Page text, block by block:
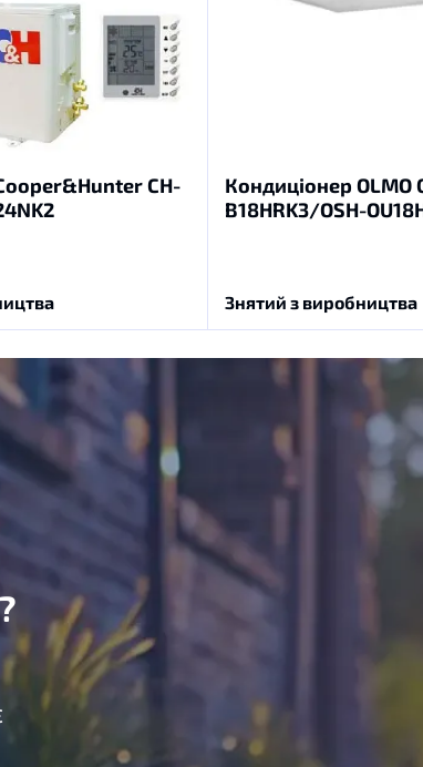
CH-
Кондиціонер OLMO
B18HRK3/OSH-
Знятий з виробництва